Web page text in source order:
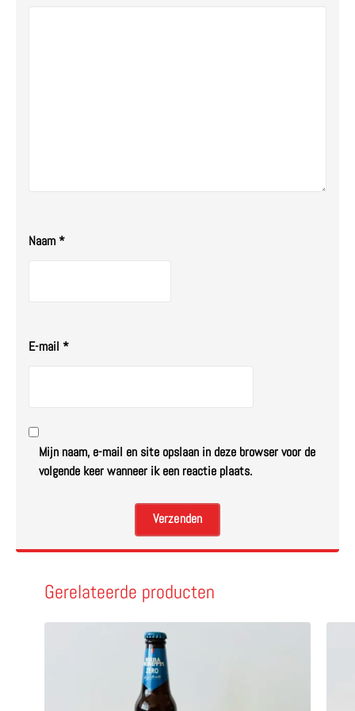
Naam *
E-mail *
Mijn naam, e-mail en site opslaan in deze browser voor de
volgende keer wanneer ik een reactie plaats.
Gerelateerde producten